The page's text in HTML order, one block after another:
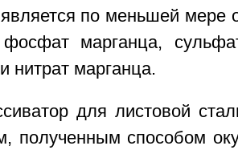
по меньшей
марганца,
нитрат марганца.
для листовой
полученным способом